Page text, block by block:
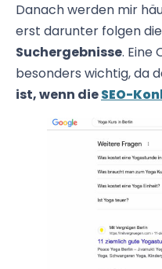
Danach werden mir
erst darunter folgen
Suchergebnisse. Eine
besonders wichtig, da
ist, wenn dieSEO-